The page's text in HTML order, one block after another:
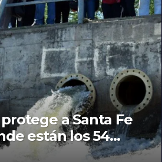
a Santa Fe
están los 54